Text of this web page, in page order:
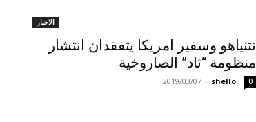
الاخبار
نتنياهو وسفير امريكا يتفقدان انتشار
منظومة “ثاد” الصاروخية
shello
-
2019/03/07 0